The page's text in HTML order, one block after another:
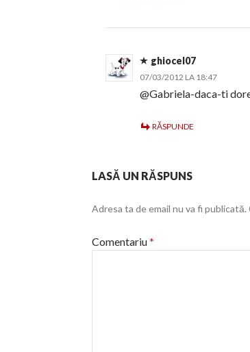
ghiocel07
07/03/2012 LA 18:47
@Gabriela-daca-ti
RĂSPUNDE
LASĂ UN RĂSPUNS
Adresa ta de email nu va fi publicată.
Comentariu*